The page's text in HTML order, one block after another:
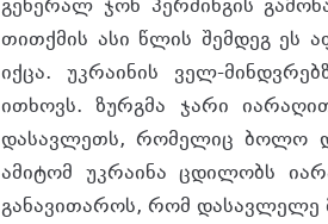
გენერალ ჯონ პერშინგის
თითქმის ასი წლის შემდეგ ეს
იქცა. უკრაინის ველ-
ითხოვს. ზურგმა ჯარი
დასავლეთს, რომელიც ბოლო
ამიტომ უკრაინა ცდილობს
განავითაროს, რომ დასავლელე